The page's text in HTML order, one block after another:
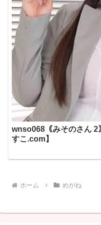
wnso068｟みそのさん 2
すこ.com】
ホーム めがね